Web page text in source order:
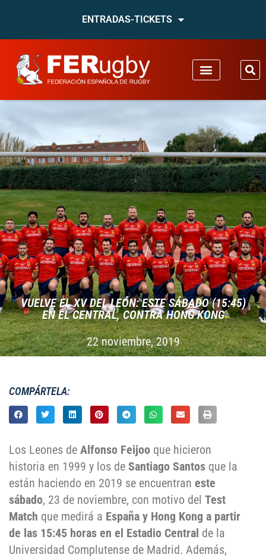
ENTRADAS-TICKETS
VUELVE EL XV DEL LEÓN: ESTE SÁBADO (15:45)
EN EL CENTRAL, CONTRA HONG KONG
22 noviembre, 2019
COMPÁRTELA:
Los Leones de Alfonso Feijoo que hicieron
historia en 1999 y los de Santiago Santos que la
están haciendo en 2019 se encuentran este
sábado, 23 de noviembre, con motivo del Test
Match que medirá a España y Hong Kong a partir
de las 15:45 horas en el Estadio Central de la
Universidad Complutense de Madrid. Además,